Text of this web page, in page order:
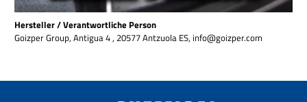
Hersteller / Verantwortliche Person
Goizper Group, Antigua 4 , 20577 Antzuola ES, info@goizper.com